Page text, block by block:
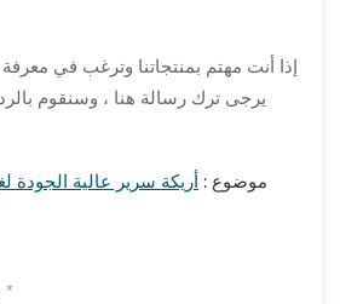
إذا أنت مهتم بمنتجاتنا وترغب في
يرجى ترك رسالة هنا ، وسنقوم
موضوع : أريكة سرير عالية الجودة